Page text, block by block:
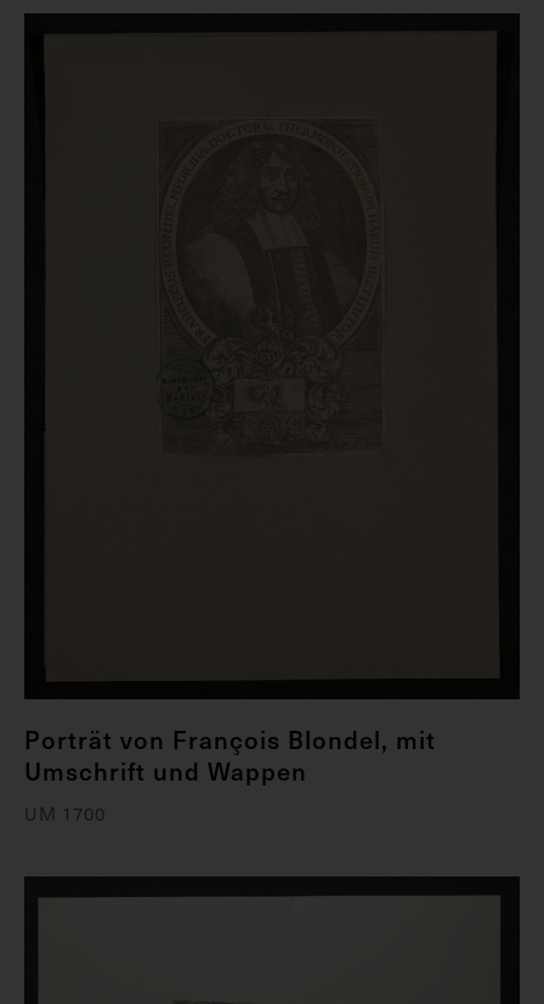
Porträt von François Blondel, mit
Umschrift und Wappen
UM 1700